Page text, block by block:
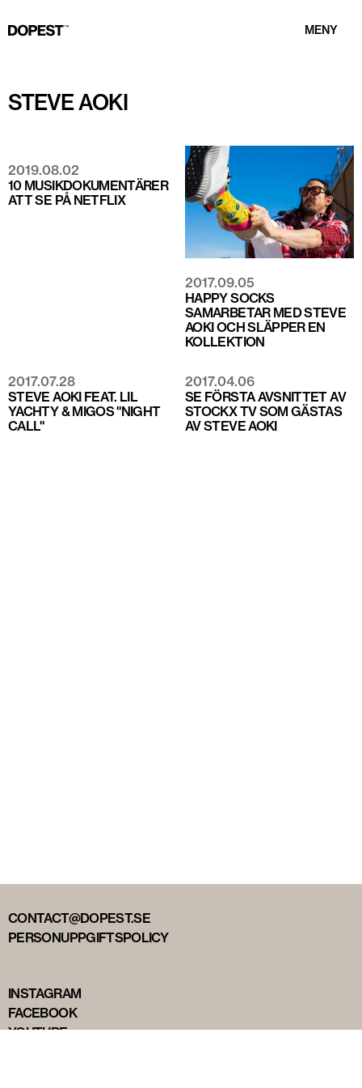
MENY
STEVE AOKI
2019.08.02
10 MUSIKDOKUMENTÄRER
ATT SE PÅ NETFLIX
2017.09.05
HAPPY SOCKS
SAMARBETAR MED STEVE
AOKI OCH SLÄPPER EN
KOLLEKTION
2017.07.28
STEVE AOKI FEAT. LIL
YACHTY & MIGOS "NIGHT
CALL"
2017.04.06
SE FÖRSTA AVSNITTET AV
STOCKX TV SOM GÄSTAS
AV STEVE AOKI
CONTACT@DOPEST.SE
PERSONUPPGIFTSPOLICY
INSTAGRAM
FACEBOOK
YOUTUBE